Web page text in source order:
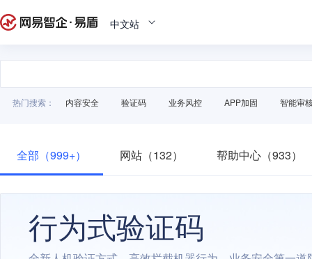
中文站
热门搜索： 内容安全 验证码 业务风控 APP加固 智能审
全部（999+） 网站（132） 帮助中心（933）
行为式验证码